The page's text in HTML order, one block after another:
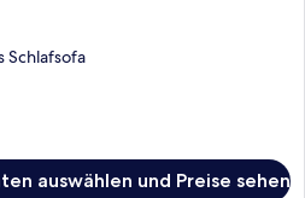
Schlafsofa
auswählen und Preise sehen